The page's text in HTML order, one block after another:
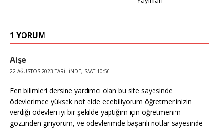
1 YORUM
Aişe
22 AĞUSTOS 2023 TARIHINDE, SAAT 10:50
Fen bilimleri dersine yardımcı olan bu site sayesinde
ödevlerimde yüksek not elde edebiliyorum öğretmeninizin
verdiği ödevleri iyi bir şekilde yaptığım için öğretmenim
gözünden giriyorum, ve ödevlerimde başarılı notlar sayesinde